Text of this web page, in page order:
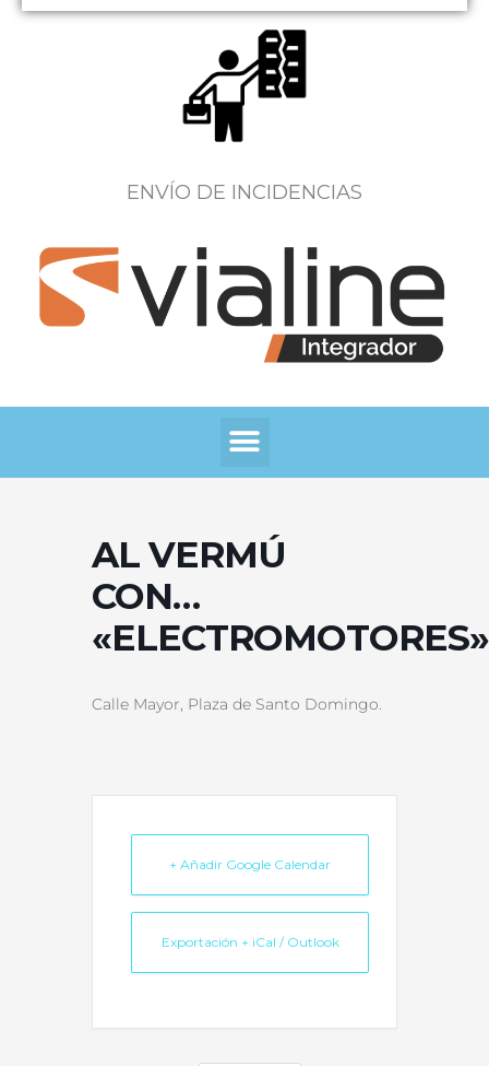
ENVÍO DE INCIDENCIAS
Menú
AL VERMÚ
CON…
«ELECTROMOTORES»
Calle Mayor, Plaza de Santo Domingo.
+ Añadir Google Calendar
Exportación + iCal / Outlook